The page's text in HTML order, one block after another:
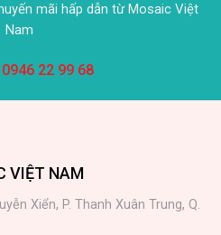
mãi hấp dẫn từ Mosaic Việt
Nam
0946 22 99 68
VIỆT NAM
Xiển, P. Thanh Xuân Trung, Q.